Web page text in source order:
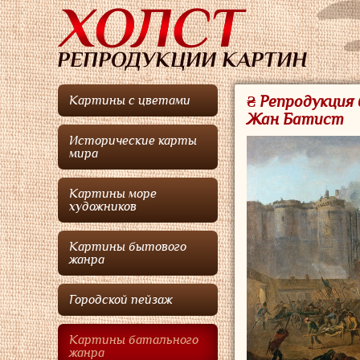
Картины с цветами
Исторические карты
мира
Картины море
художников
Картины бытового
жанра
Городской пейзаж
Картины батального
жанра
₴
Жан Батист